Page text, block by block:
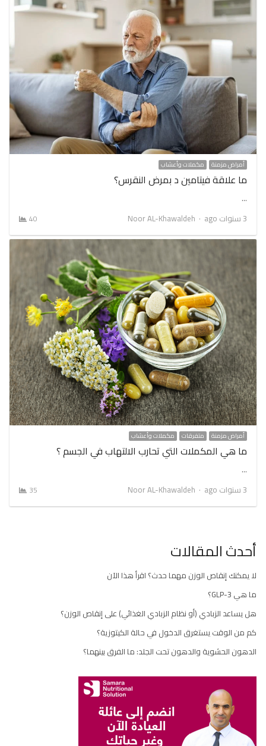
أمراض مزمنة مكملات وأعشاب
ما علاقة فيتامين د بمرض النقرس؟
…
3 سنوات ago
Author
Noor AL-Khawaldeh
40
أمراض مزمنة متفرقات مكملات وأعشاب
ما هي المكملات التي تحارب الالتهاب في الجسم ؟
…
3 سنوات ago
Author
Noor AL-Khawaldeh
35
أحدث المقالات
لا يمكنك إنقاص الوزن مهما حدث؟ اقرأ هذا الآن
ما هي GLP-3؟
هل يساعد الزبادي (أو نظام الزبادي الغذائي) على إنقاص الوزن؟
كم من الوقت يستغرق الدخول في حالة الكيتوزية؟
الدهون الحشوية والدهون تحت الجلد: ما الفرق بينهما؟